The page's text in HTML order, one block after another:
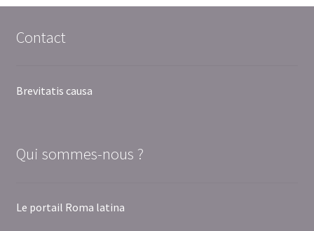
Contact
Brevitatis causa
Qui sommes-nous ?
Le portail Roma latina